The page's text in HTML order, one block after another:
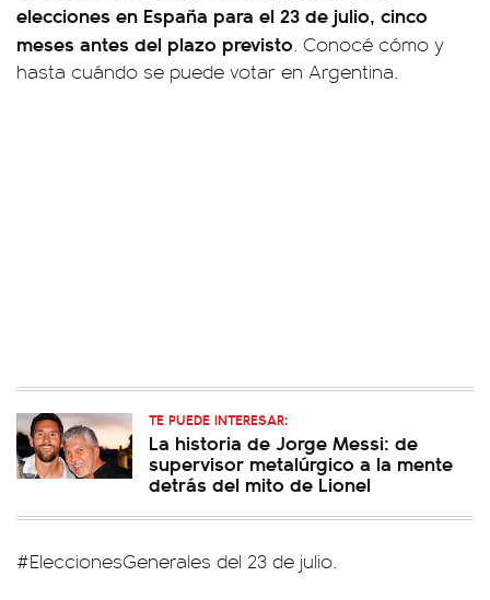
elecciones en España para el 23 de julio, cinco
meses antes del plazo previsto. Conocé cómo y
hasta cuándo se puede votar en Argentina.
TE PUEDE INTERESAR:
La historia de Jorge Messi: de
supervisor metalúrgico a la mente
detrás del mito de Lionel
#EleccionesGenerales del 23 de julio.